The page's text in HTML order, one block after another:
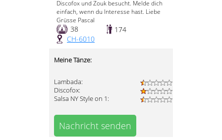
Discofox und Zouk besucht. Melde dich
einfach, wenn du Interesse hast. Liebe
Grüsse Pascal
38
174
CH-6010
Meine Tänze:
Lambada:
Discofox:
Salsa NY Style on 1:
Nachricht senden